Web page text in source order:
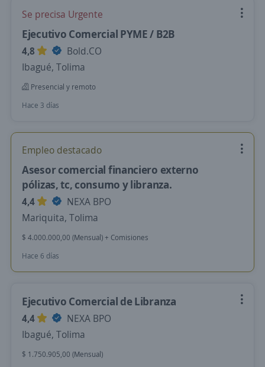
Se precisa Urgente
Ejecutivo Comercial PYME / B2B
4,8
Bold.CO
Ibagué, Tolima
Presencial y remoto
Hace 3 días
Empleo destacado
Asesor comercial financiero externo
pólizas, tc, consumo y libranza.
4,4
NEXA BPO
Mariquita, Tolima
$ 4.000.000,00 (Mensual) + Comisiones
Hace 6 días
Ejecutivo Comercial de Libranza
4,4
NEXA BPO
Ibagué, Tolima
$ 1.750.905,00 (Mensual)